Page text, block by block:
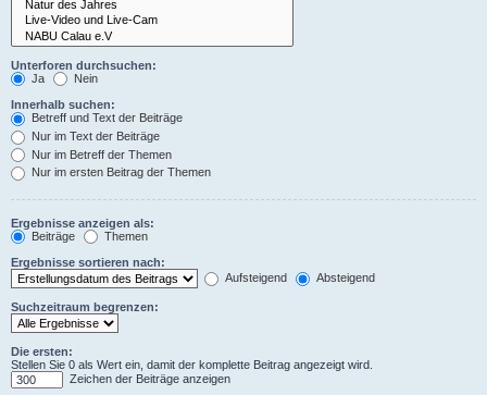
Unterforen durchsuchen:
Ja
Nein
Innerhalb suchen:
Betreff und Text der Beiträge
Nur im Text der Beiträge
Nur im Betreff der Themen
Nur im ersten Beitrag der Themen
Ergebnisse anzeigen als:
Beiträge
Themen
Ergebnisse sortieren nach:
Aufsteigend
Absteigend
Suchzeitraum begrenzen:
Die ersten:
Stellen Sie 0 als Wert ein, damit der komplette Beitrag angezeigt wird.
Zeichen der Beiträge anzeigen